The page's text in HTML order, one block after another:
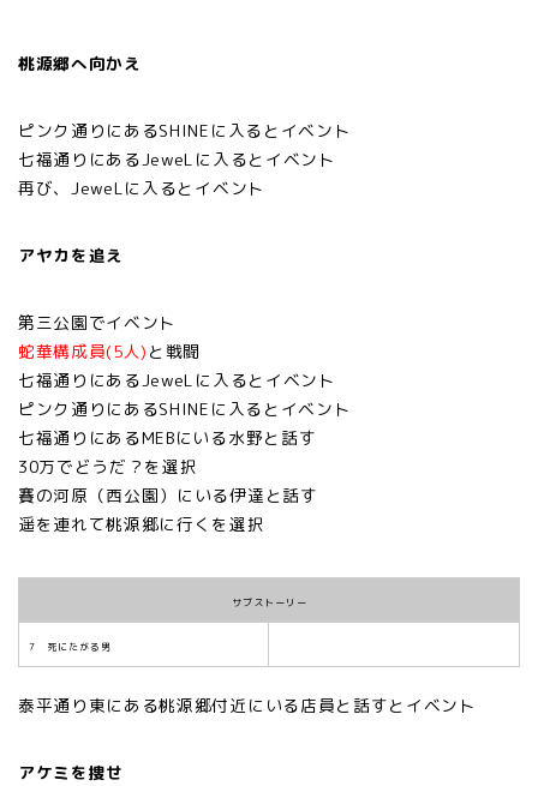
桃源郷へ向かえ
ピンク通りにあるSHINEに入るとイベント
七福通りにあるJeweLに入るとイベント
再び、JeweLに入るとイベント
アヤカを追え
第三公園でイベント
蛇華構成員(5人) と戦闘
七福通りにあるJeweLに入るとイベント
ピンク通りにあるSHINEに入るとイベント
七福通りにあるMEBにいる水野と話す
30万でどうだ？を選択
賽の河原（西公園）にいる伊達と話す
遥を連れて桃源郷に行くを選択
サブストーリー
7 死にたがる男
泰平通り東にある桃源郷付近にいる店員と話すとイベント
アケミを捜せ